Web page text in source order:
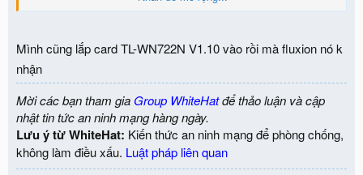
Mình cũng lắp card TL-WN722N V1.10 vào rồi mà fluxion nó k
nhận
Mời các bạn tham gia Group WhiteHatđể thảo luận và cập
nhật tin tức an ninh mạng hàng ngày.
Lưu ý từ WhiteHat: Kiến thức an ninh mạng để phòng chống,
không làm điều xấu. Luật pháp liên quan